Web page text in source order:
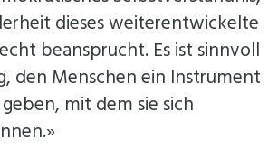
dieses weiterentwickelte
beansprucht. Es ist sinnvoll
den Menschen ein Instrument
mit dem sie sich